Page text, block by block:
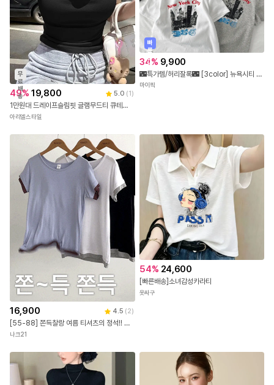
무
료
배
송
49% 19,800 5.0 (1 )
1만원대 드레이프슬림핏 글램무드티 큐테이슬림티
아리엘스타일
빠
른
출
발
34% 9,900
🌃특가템/허리잘록🌃 [3color] 뉴욕시티 슬림핏 반팔티
마이픽
16,900 4.5 (2)
[55-88] 쫀득찰랑 여름 티셔츠의 정석!! 레이온 스판 배색레이어드 슬림 반팔티 #NAK MADE.
나크21
54% 24,600
[빠른배송]소녀감성카라티
옷싸구